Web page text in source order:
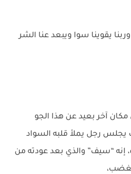
يقوينا سوا ويبعد عنا الشر
آخر بعيد عن هذا الجو
يجلس رجل يملأ قلبه السواد
إنه “سيف” والذي بعد عودته من